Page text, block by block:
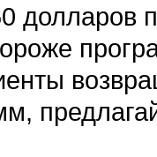
долларов